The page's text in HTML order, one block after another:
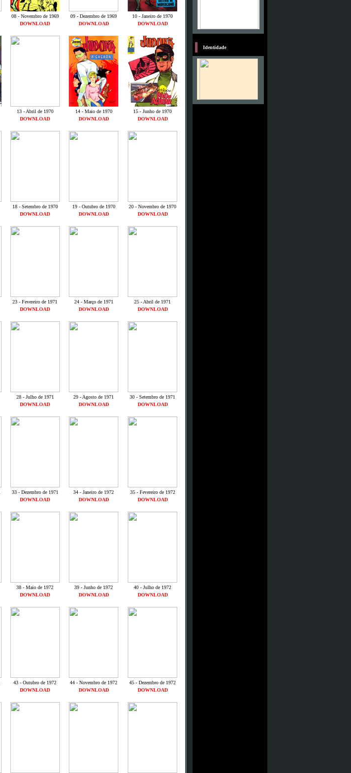
08 - Novembro de 1969 09 - Dezembro de 1969
10 - Janeiro de 1970
DOWNLOAD DOWNLOAD DOWNLOAD
13 - Abril de 1970 14 - Maio de 1970
15 - Junho de 1970
DOWNLOAD DOWNLOAD DOWNLOAD
18 - Setembro de 1970 19 - Outubro de 1970
20 - Novembro de 1970
DOWNLOAD DOWNLOAD DOWNLOAD
23 - Fevereiro de 1971 24 - Março de 1971
25 - Abril de 1971
DOWNLOAD DOWNLOAD DOWNLOAD
28 - Julho de 1971 29 - Agosto de 1971
30 - Setembro de 1971
DOWNLOAD DOWNLOAD DOWNLOAD
33 - Dezembro de 1971 34 - Janeiro de 1972
35 - Fevereiro de 1972
DOWNLOAD DOWNLOAD DOWNLOAD
38 - Maio de 1972 39 - Junho de 1972
40 - Julho de 1972
DOWNLOAD DOWNLOAD DOWNLOAD
43 - Outubro de 1972 44 - Novembro de 1972
45 - Dezembro de 1972
DOWNLOAD DOWNLOAD DOWNLOAD
Identidade